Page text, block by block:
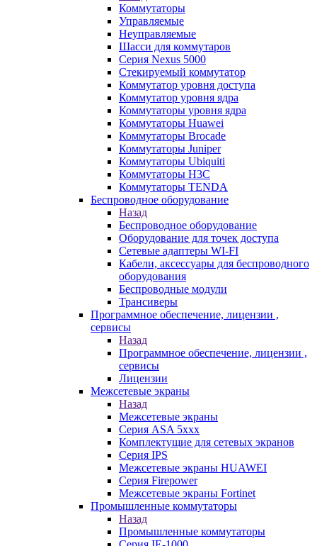
Коммутаторы
Управляемые
Неуправляемые
Шасси для коммутаров
Серия Nexus 5000
Стекируемый коммутатор
Коммутатор уровня доступа
Коммутатор уровня ядра
Коммутаторы уровня ядра
Коммутаторы Huawei
Коммутаторы Brocade
Коммутаторы Juniper
Коммутаторы Ubiquiti
Коммутаторы H3C
Коммутаторы TENDA
Беспроводное оборудование
Назад
Беспроводное оборудование
Оборудование для точек доступа
Сетевые адаптеры WI-FI
Кабели, аксессуары для беспроводного
оборудования
Беспроводные модули
Трансиверы
Программное обеспечение, лицензии ,
сервисы
Назад
Программное обеспечение, лицензии ,
сервисы
Лицензии
Межсетевые экраны
Назад
Межсетевые экраны
Серия ASA 5xxx
Комплектущие для сетевых экранов
Серия IPS
Межсетевые экраны HUAWEI
Серия Firepower
Межсетевые экраны Fortinet
Промышленные коммутаторы
Назад
Промышленные коммутаторы